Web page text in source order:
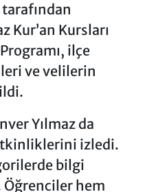
Kur’an Kursları
ilçe
ve velilerin
Yılmaz da
izledi.
bilgi
Öğrenciler hem